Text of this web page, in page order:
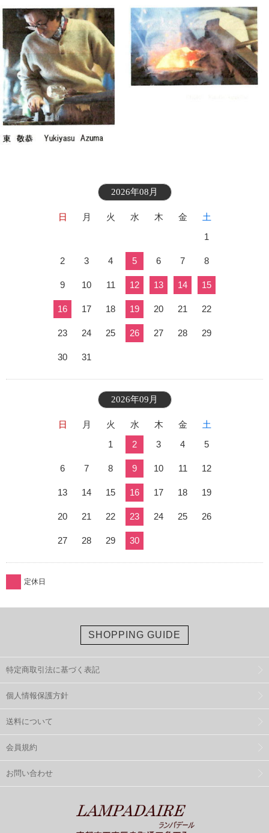
2026年08月
日 月 火 水 木 金
土
1
2 3 4 5 6 7 8
9 10 11 12 13 14 15
16 17 18 19 20 21 22
23 24 25 26 27 28 29
30 31
2026年09月
日 月 火 水 木 金
土
1
2 3 4 5
6 7 8 9 10 11 12
13 14 15 16 17 18 19
20 21 22 23 24 25 26
27 28 29 30
定休日
SHOPPING GUIDE
特定商取引法に基づく表記
個人情報保護方針
送料について
会員規約
お問い合わせ